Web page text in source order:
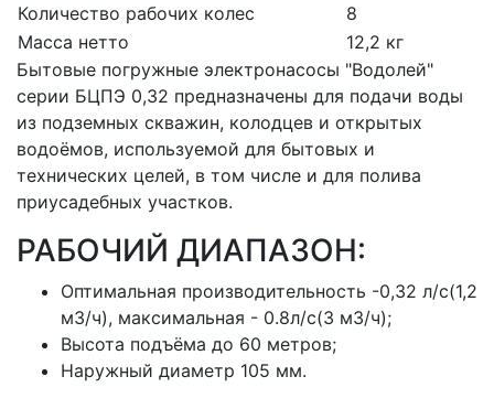
Количество рабочих колес
8
Масса нетто
12,2 кг
Бытовые погружные электронасосы "Водолей"
серии БЦПЭ 0,32 предназначены для подачи воды
из подземных скважин, колодцев и открытых
водоёмов, используемой для бытовых и
технических целей, в том числе и для полива
приусадебных участков.
РАБОЧИЙ ДИАПАЗОН:
Оптимальная производительность -0,32 л/с(1,2
м3/ч), максимальная - 0.8л/с(3 м3/ч);
Высота подъёма до 60 метров;
Наружный диаметр 105 мм.